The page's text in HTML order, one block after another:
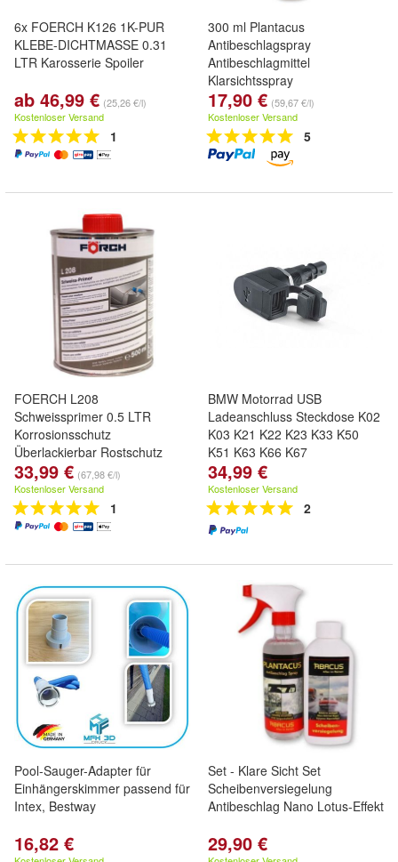
6x FOERCH K126 1K-PUR
KLEBE-DICHTMASSE 0.31
LTR Karosserie Spoiler
ab 46,99 € (25,26 €/l)
Kostenloser Versand
1
300 ml Plantacus
Antibeschlagspray
Antibeschlagmittel
Klarsichtsspray
17,90 € (59,67 €/l)
Kostenloser Versand
5
FOERCH L208
Schweissprimer 0.5 LTR
Korrosionsschutz
Überlackierbar Rostschutz
33,99 € (67,98 €/l)
Kostenloser Versand
1
BMW Motorrad USB
Ladeanschluss Steckdose K02
K03 K21 K22 K23 K33 K50
K51 K63 K66 K67
34,99 €
Kostenloser Versand
2
Pool-Sauger-Adapter für
Einhängerskimmer passend für
Intex, Bestway
16,82 €
Set - Klare Sicht Set
Scheibenversiegelung
Antibeschlag Nano Lotus-Effekt
29,90 €